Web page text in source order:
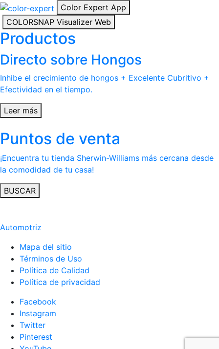
Color Expert App
COLORSNAP Visualizer Web
Productos
Directo sobre Hongos
Inhibe el crecimiento de hongos + Excelente Cubritivo +
Efectividad en el tiempo.
Leer más
Puntos de venta
¡Encuentra tu tienda Sherwin-Williams más cercana desde
la comodidad de tu casa!
BUSCAR
Automotriz
Mapa del sitio
Términos de Uso
Política de Calidad
Política de privacidad
Facebook
Instagram
Twitter
Pinterest